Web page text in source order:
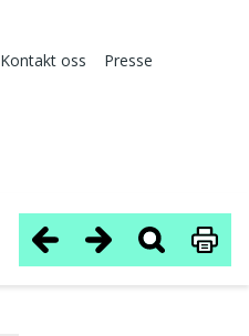
Kontakt oss Presse